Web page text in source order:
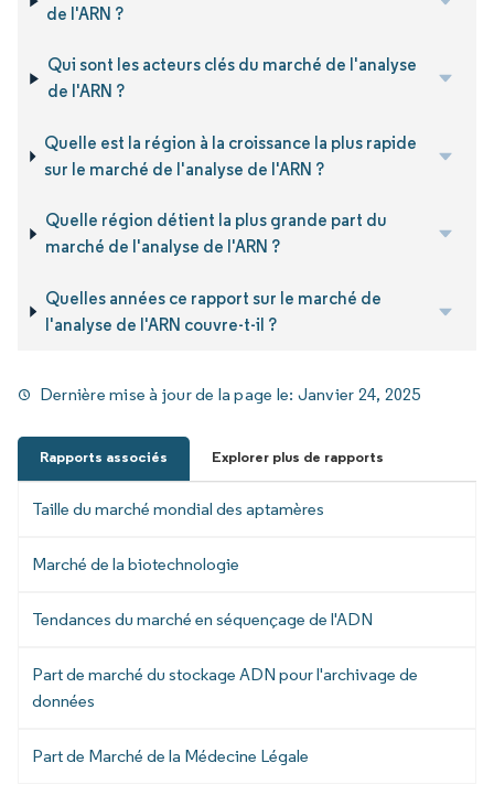
de l'ARN ?
Qui sont les acteurs clés du marché de l'analyse
de l'ARN ?
Quelle est la région à la croissance la plus rapide
sur le marché de l'analyse de l'ARN ?
Quelle région détient la plus grande part du
marché de l'analyse de l'ARN ?
Quelles années ce rapport sur le marché de
l'analyse de l'ARN couvre-t-il ?
Dernière mise à jour de la page le: Janvier 24, 2025
Rapports associés Explorer plus de rapports
Taille du marché mondial des aptamères
Marché de la biotechnologie
Tendances du marché en séquençage de l'ADN
Part de marché du stockage ADN pour l'archivage de
données
Part de Marché de la Médecine Légale